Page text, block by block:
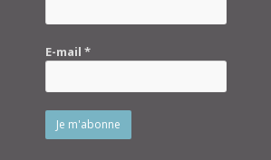
E-mail*